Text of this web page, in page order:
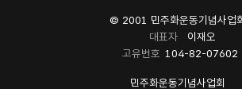
© 2001 민주화운동기념사업
대표자
이재오
고유번호 104-82-07602
민주화운동기념사업회